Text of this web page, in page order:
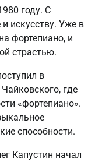
году. С
искусству. Уже в
фортепиано, и
страстью.
в
где
«фортепиано».
способности.
Капустин начал